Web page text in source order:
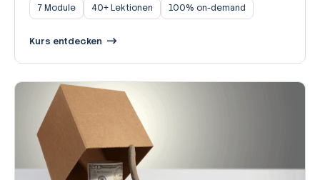
7 Module 40+ Lektionen 100% on-demand
Kurs entdecken